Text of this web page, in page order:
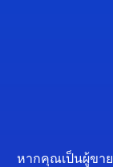
หากคุณเป็นผู้ขา